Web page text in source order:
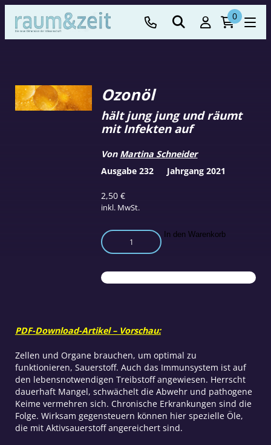
0
Ozonöl
2,50€
inkl. MwSt.
hält jung jung und räumt
mit Infekten auf
Von Martina Schneider
Ozonöl
Menge
In den Warenkorb
Ausgabe 232 Jahrgang 2021
PDF-Download-Artikel – Vorschau:
Zellen und Organe brauchen, um optimal zu
funktionieren, Sauerstoff. Auch das Immunsystem ist auf
den lebensnotwendigen Treibstoff angewiesen. Herrscht
dauerhaft Mangel, schwächelt die Abwehr und pathogene
Keime vermehren sich. Chronische Erkrankungen sind die
Folge. Wirksam gegensteuern können hier spezielle Öle,
die mit Aktivsauerstoff angereichert sind.